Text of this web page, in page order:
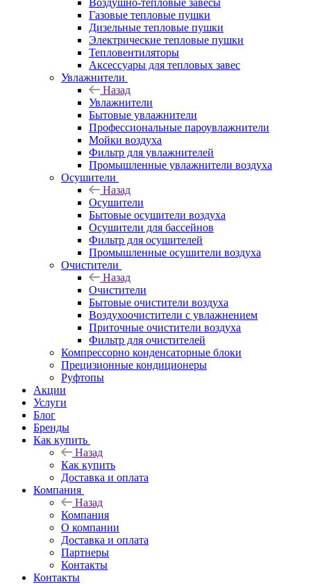
Воздушно-тепловые завесы
Газовые тепловые пушки
Дизельные тепловые пушки
Электрические тепловые пушки
Тепловентиляторы
Аксессуары для тепловых завес
Увлажнители
Назад
Увлажнители
Бытовые увлажнители
Профессиональные пароувлажнители
Мойки воздуха
Фильтр для увлажнителей
Промышленные увлажнители воздуха
Осушители
Назад
Осушители
Бытовые осушители воздуха
Осушители для бассейнов
Фильтр для осушителей
Промышленные осушители воздуха
Очистители
Назад
Очистители
Бытовые очистители воздуха
Воздухоочистители с увлажнением
Приточные очистители воздуха
Фильтр для очистителей
Компрессорно конденсаторные блоки
Прецизионные кондиционеры
Руфтопы
Акции
Услуги
Блог
Бренды
Как купить
Назад
Как купить
Доставка и оплата
Компания
Назад
Компания
О компании
Доставка и оплата
Партнеры
Контакты
Контакты